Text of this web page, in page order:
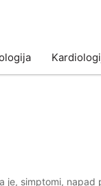
je, simptomi, napad